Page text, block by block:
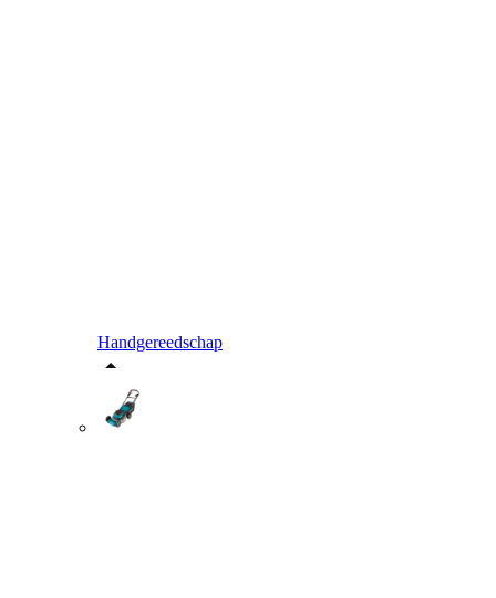
Handgereedschap